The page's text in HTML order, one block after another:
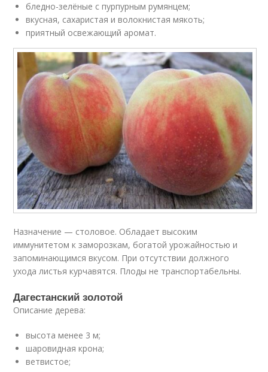
бледно-зелёные с пурпурным румянцем;
вкусная, сахаристая и волокнистая мякоть;
приятный освежающий аромат.
Назначение — столовое. Обладает высоким
иммунитетом к заморозкам, богатой урожайностью и
запоминающимся вкусом. При отсутствии должного
ухода листья курчавятся. Плоды не транспортабельны.
Дагестанский золотой
Описание дерева:
высота менее 3 м;
шаровидная крона;
ветвистое;